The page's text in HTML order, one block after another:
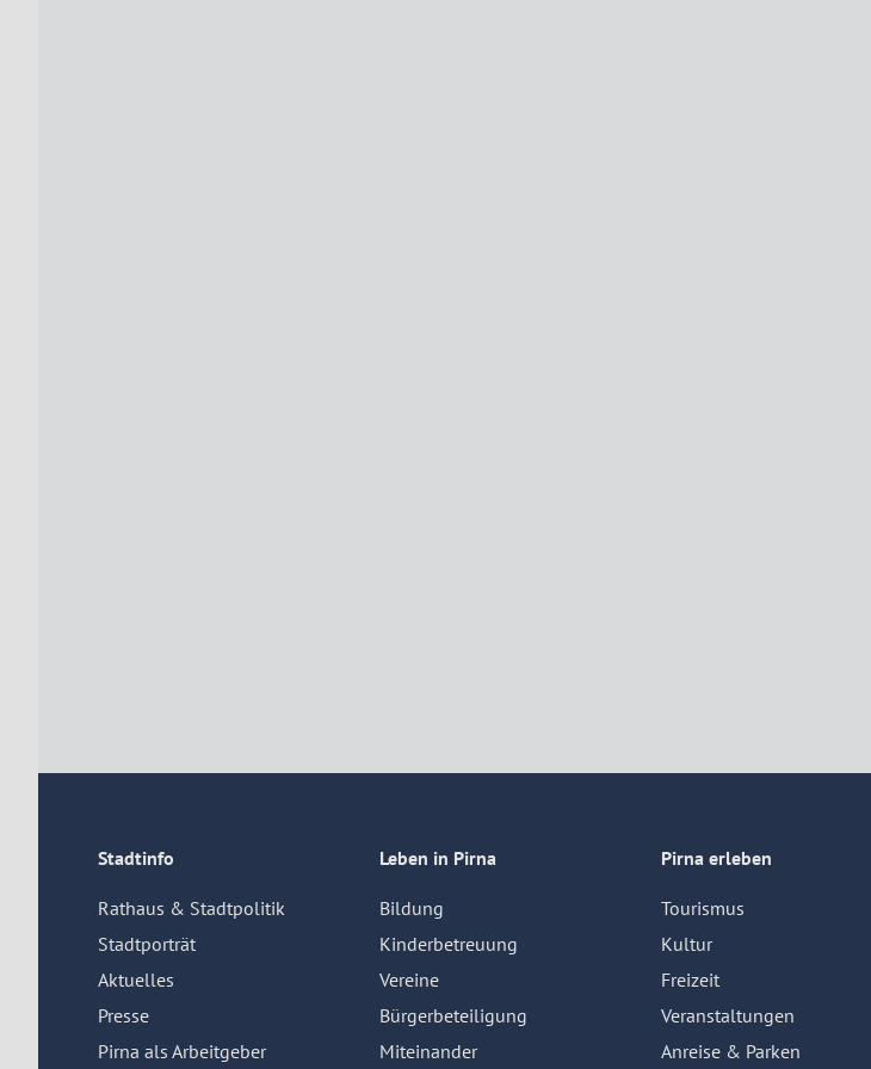
Stadtinfo
Rathaus & Stadtpolitik
Stadtporträt
Aktuelles
Presse
Pirna als Arbeitgeber
Leben in Pirna
Bildung
Kinderbetreuung
Vereine
Bürgerbeteiligung
Miteinander
Pirna erleben
Tourismus
Kultur
Freizeit
Veranstaltungen
Anreise & Parken